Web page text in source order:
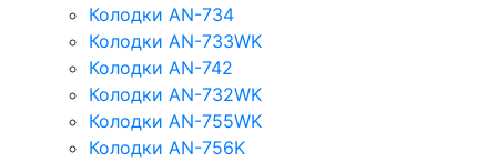
Колодки AN-734
Колодки AN-733WK
Колодки AN-742
Колодки AN-732WK
Колодки AN-755WK
Колодки AN-756K